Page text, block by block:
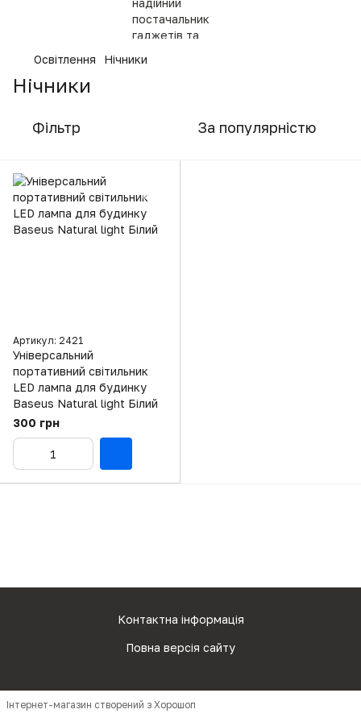
Освітлення Нічники
Нічники
Фільтр За популярністю
Артикул: 2421
Універсальний
портативний світильник
LED лампа для будинку
Baseus Natural light Білий
300 грн
Контактна інформація
Повна версія сайту
Інтернет-магазин створений з Хорошоп